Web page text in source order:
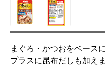
まぐろ・かつおをベース
プラスに昆布だしも加えま